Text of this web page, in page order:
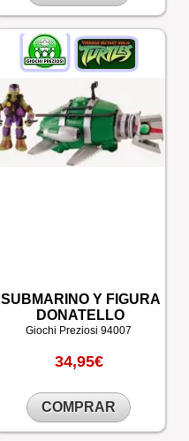
SUBMARINO Y FIGURA
DONATELLO
Giochi Preziosi 94007
34,95€
COMPRAR